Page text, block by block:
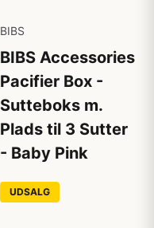
BIBS
BIBS Accessories
Pacifier Box -
Sutteboks m.
Plads til 3 Sutter
- Baby Pink
UDSALG